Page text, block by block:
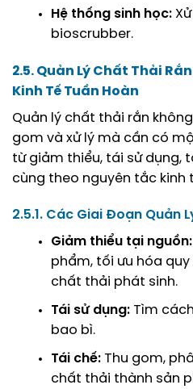
Hệ thống sinh học:
bioscrubber.
2.5. Quản Lý Chất Thải
Kinh Tế Tuần Hoàn
Quản lý chất thải rắn
gom và xử lý mà cần có
từ giảm thiểu, tái sử dụng,
cùng theo nguyên tắc kinh
2.5.1. Các Giai Đoạn Quản
Giảm thiểu tại nguồn:
phẩm, tối ưu hóa
chất thải phát sinh.
Tái sử dụng: Tìm
bao bì.
Tái chế: Thu gom,
chất thải thành sản